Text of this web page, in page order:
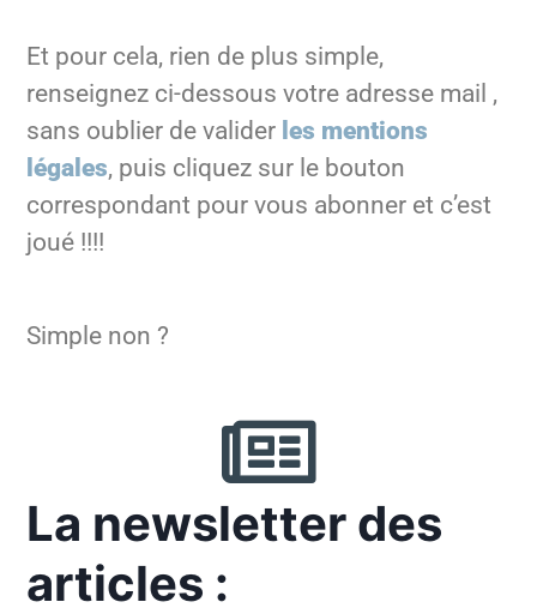
Et pour cela, rien de plus simple,
renseignez ci-dessous votre adresse mail ,
sans oublier de valider les mentions
légales, puis cliquez sur le bouton
correspondant pour vous abonner et c’est
joué !!!!
Simple non ?
La newsletter des
articles :